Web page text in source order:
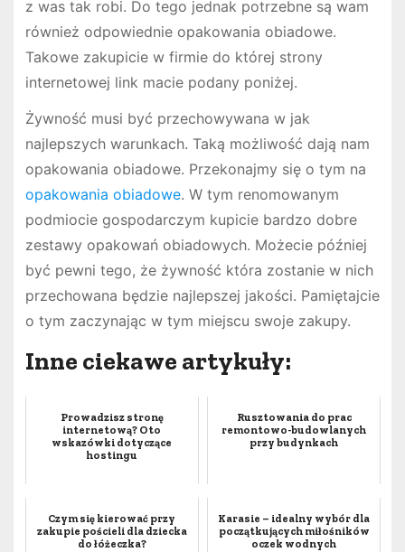
z was tak robi. Do tego jednak potrzebne są wam
również odpowiednie opakowania obiadowe.
Takowe zakupicie w firmie do której strony
internetowej link macie podany poniżej.
Żywność musi być przechowywana w jak
najlepszych warunkach. Taką możliwość dają nam
opakowania obiadowe. Przekonajmy się o tym na
opakowania obiadowe. W tym renomowanym
podmiocie gospodarczym kupicie bardzo dobre
zestawy opakowań obiadowych. Możecie później
być pewni tego, że żywność która zostanie w nich
przechowana będzie najlepszej jakości. Pamiętajcie
o tym zaczynając w tym miejscu swoje zakupy.
Inne ciekawe artykuły:
Prowadzisz stronę
internetową? Oto
wskazówki dotyczące
hostingu
Rusztowania do prac
remontowo-budowlanych
przy budynkach
Czym się kierować przy
zakupie pościeli dla dziecka
do łóżeczka?
Karasie – idealny wybór dla
początkujących miłośników
oczek wodnych